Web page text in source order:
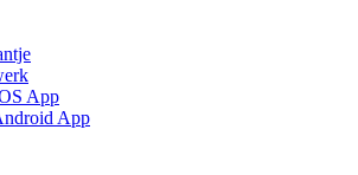
App
App